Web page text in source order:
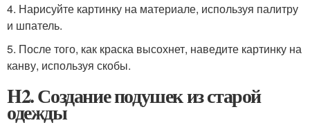
4. Нарисуйте картинку на материале, используя палитру
и шпатель.
5. После того, как краска высохнет, наведите картинку на
канву, используя скобы.
H2. Создание подушек из старой
одежды